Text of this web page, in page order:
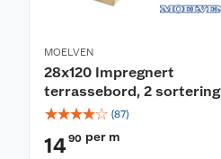
MOELVEN
28x120 Impregnert
terrassebord, 2 sortering
☆☆☆☆☆ (87)
1490 per m